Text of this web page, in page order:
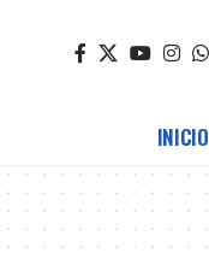
INICIO